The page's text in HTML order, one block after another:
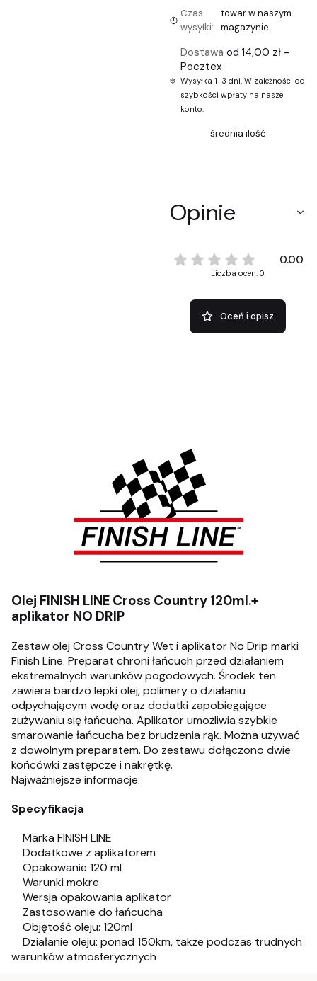
Czas
wysyłki:
towar w naszym
magazynie
Dostawaod 14,00 zł -
Pocztex
Wysyłka 1-3 dni. W zależności od
szybkości wpłaty na nasze
konto.
średnia ilość
Opinie
0.00
Liczba ocen: 0
Oceń i opisz
Olej FINISH LINE Cross Country 120ml.+
aplikator NO DRIP
Zestaw olej Cross Country Wet i aplikator No Drip marki
Finish Line. Preparat chroni łańcuch przed działaniem
ekstremalnych warunków pogodowych. Środek ten
zawiera bardzo lepki olej, polimery o działaniu
odpychającym wodę oraz dodatki zapobiegające
zużywaniu się łańcucha. Aplikator umożliwia szybkie
smarowanie łańcucha bez brudzenia rąk. Można używać
z dowolnym preparatem. Do zestawu dołączono dwie
końcówki zastępcze i nakrętkę.
Najważniejsze informacje:
Specyfikacja
Marka FINISH LINE
Dodatkowe z aplikatorem
Opakowanie 120 ml
Warunki mokre
Wersja opakowania aplikator
Zastosowanie do łańcucha
Objętość oleju: 120ml
Działanie oleju: ponad 150km, także podczas trudnych
warunków atmosferycznych